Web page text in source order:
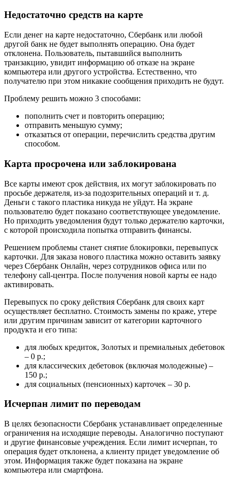
Недостаточно средств на карте
Если денег на карте недостаточно, Сбербанк или любой
другой банк не будет выполнять операцию. Она будет
отклонена. Пользователь, пытавшийся выполнить
транзакцию, увидит информацию об отказе на экране
компьютера или другого устройства. Естественно, что
получателю при этом никакие сообщения приходить не будут.
Проблему решить можно 3 способами:
пополнить счет и повторить операцию;
отправить меньшую сумму;
отказаться от операции, перечислить средства другим
способом.
Карта просрочена или заблокирована
Все карты имеют срок действия, их могут заблокировать по
просьбе держателя, из-за подозрительных операций и т. д.
Деньги с такого пластика никуда не уйдут. На экране
пользователю будет показано соответствующее уведомление.
Но приходить уведомления будут только держателю карточки,
с которой происходила попытка отправить финансы.
Решением проблемы станет снятие блокировки, перевыпуск
карточки. Для заказа нового пластика можно оставить заявку
через Сбербанк Онлайн, через сотрудников офиса или по
телефону call-центра. После получения новой карты ее надо
активировать.
Перевыпуск по сроку действия Сбербанк для своих карт
осуществляет бесплатно. Стоимость замены по краже, утере
или другим причинам зависит от категории карточного
продукта и его типа:
для любых кредиток, Золотых и премиальных дебетовок
– 0 р.;
для классических дебетовок (включая молодежные) –
150 р.;
для социальных (пенсионных) карточек – 30 р.
Исчерпан лимит по переводам
В целях безопасности Сбербанк устанавливает определенные
ограничения на исходящие переводы. Аналогично поступают
и другие финансовые учреждения. Если лимит исчерпан, то
операция будет отклонена, а клиенту придет уведомление об
этом. Информация также будет показана на экране
компьютера или смартфона.